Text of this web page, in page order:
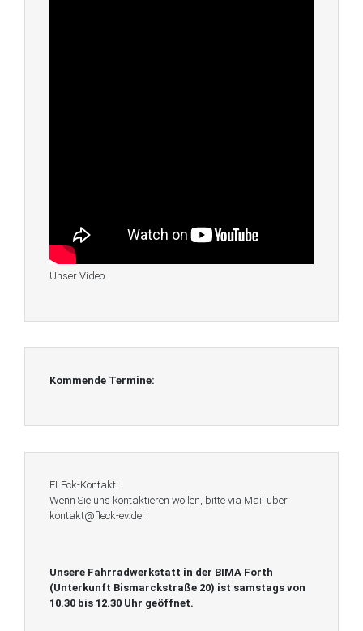
Unser Video
Kommende Termine:
FLEck-Kontakt:
Wenn Sie uns kontaktieren wollen, bitte via Mail über
kontakt@fleck-ev.de!
Unsere Fahrradwerkstatt in der BIMA Forth
(Unterkunft Bismarckstraße 20) ist samstags von
10.30 bis 12.30 Uhr geöffnet.